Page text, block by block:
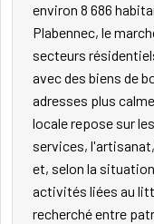
environ 8 686
Plabennec, le
secteurs
avec des biens de
adresses plus
locale repose sur
services,
et, selon la
activités liées au
recherché entre